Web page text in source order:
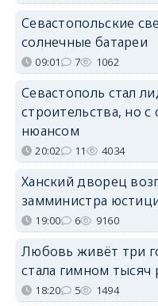
Севастопольские
солнечные батареи
09:01 7 1062
Севастополь стал
строительства, но
нюансом
20:02 11 4034
Ханский дворец
замминистра
19:00 6 9160
Любовь живёт три
стала гимном тысяч
18:20 5 1494